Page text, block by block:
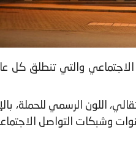
اللون الرسمي للحملة،
وشبكات التواصل